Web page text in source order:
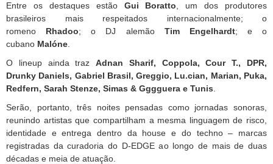
Entre os destaques estão Gui Boratto , um dos produtores
brasileiros mais respeitados internacionalmente; o
romeno Rhadoo; o DJ alemão Tim Engelhardt; e o
cubano Malóne
O lineup ainda trazAdnan Sharif, Coppola, Cour T., DPR,
Drunky Daniels, Gabriel Brasil, Greggio, Lu.cian, Marian, Puka,
Redfern, Sarah Stenze, Simas & Gggguera e Tunis
Serão, portanto, três noites pensadas como jornadas sonoras,
reunindo artistas que compartilham a mesma linguagem de risco,
identidade e entrega dentro da house e do techno – marcas
registradas da curadoria do D-EDGE ao longo de mais de duas
décadas e meia de atuação.